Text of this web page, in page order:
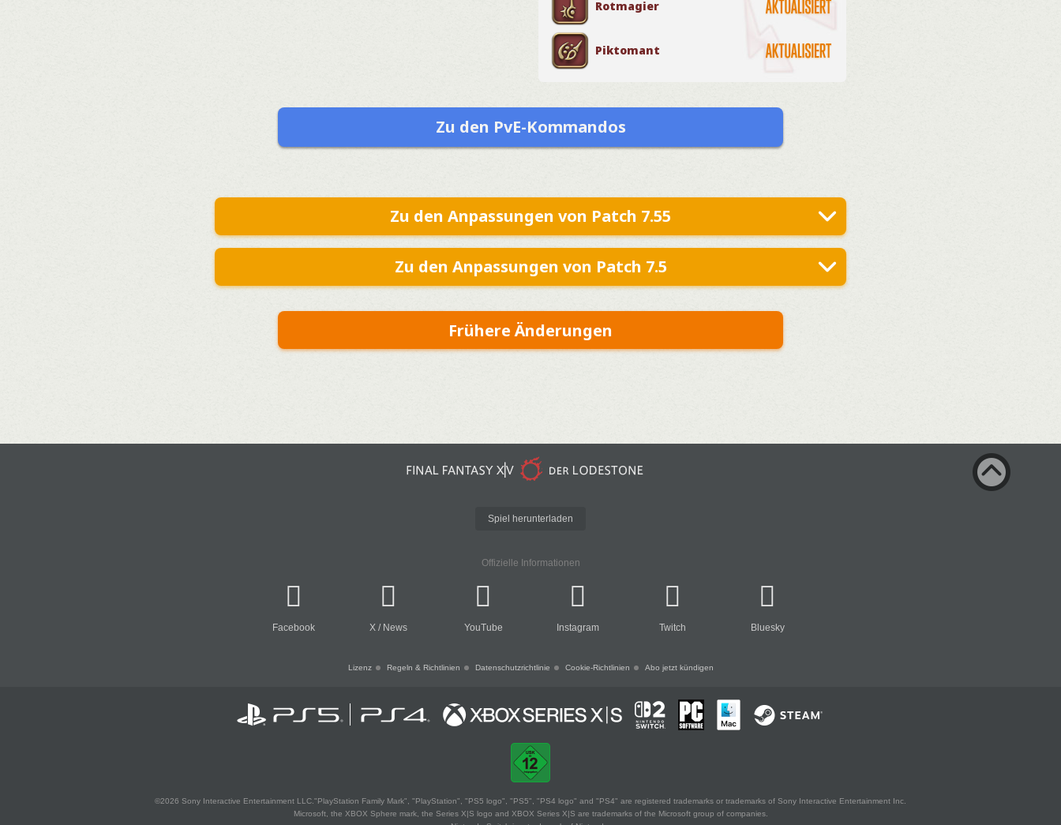
Rotmagier
Piktomant
Zu den PvE-Kommandos
Zu den Anpassungen von Patch 7.55
Zu den Anpassungen von Patch 7.5
Frühere Änderungen
Spiel herunterladen
Offizielle Informationen
Facebook X / News YouTube Instagram Twitch Bluesky
Lizenz Regeln & Richtlinien Datenschutzrichtlinie Cookie-Richtlinien Abo jetzt kündigen
©2026 Sony Interactive Entertainment LLC."PlayStation Family Mark", "PlayStation", "PS5 logo", "PS5", "PS4 logo" and "PS4" are registered trademarks or trademarks of Sony Interactive Entertainment Inc.
Microsoft, the XBOX Sphere mark, the Series X|S logo and XBOX Series X|S are trademarks of the Microsoft group of companies.